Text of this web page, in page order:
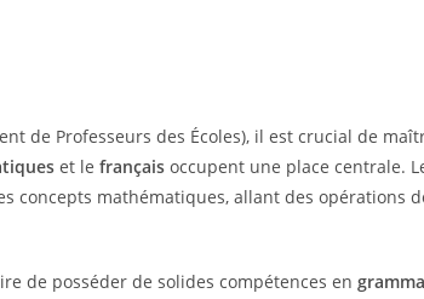
de Professeurs des Écoles), il est crucial de
et le français occupent une place centrale.
concepts mathématiques, allant des opérations
de posséder de solides compétences en